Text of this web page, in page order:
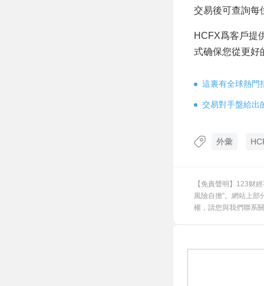
交易後可查詢每
HCFX爲客戶提
式确保您從更好
這裏有全球熱門
交易對手盤給出
外彙
【免責聲明】123财
風險自擔”。網站上
權，請您與我們聯系